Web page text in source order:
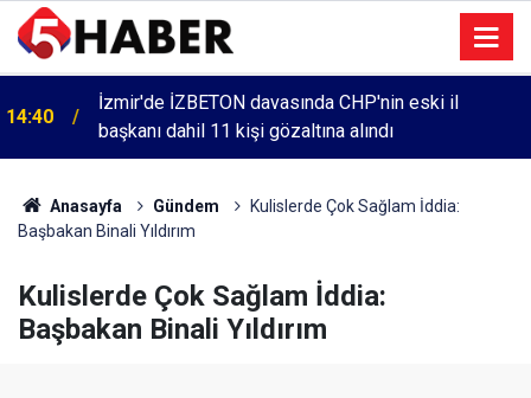
14:40
İzmir'de İZBETON davasında CHP'nin eski il
başkanı dahil 11 kişi gözaltına alındı
Anasayfa Gündem
Kulislerde Çok Sağlam İddia:
Başbakan Binali Yıldırım
Kulislerde Çok Sağlam İddia:
Başbakan Binali Yıldırım